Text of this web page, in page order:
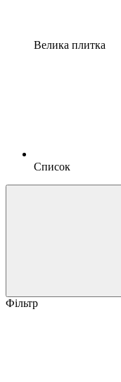
Велика плитка
Список
Фільтр